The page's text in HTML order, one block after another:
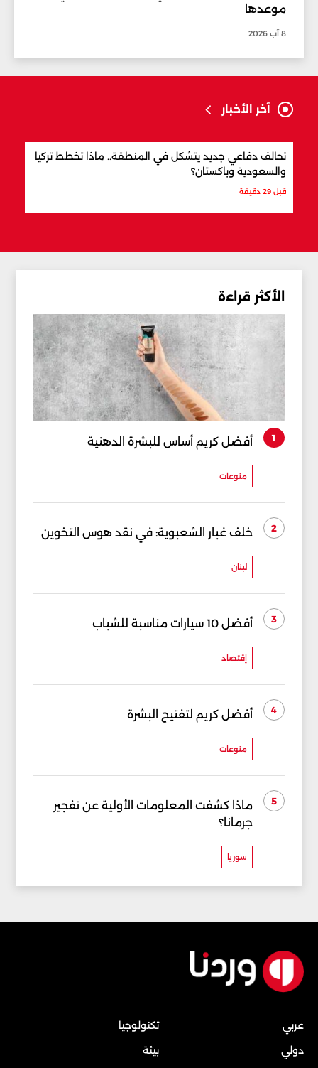
موعدها
8 آب 2026
آخر الأخبار
تحالف دفاعي جديد يتشكل في المنطقة.. ماذا تخطط تركيا
والسعودية وباكستان؟
قبل 29 دقيقة
الأكثر قراءة
1 أفضل كريم أساس للبشرة الدهنية
منوعات
2 خلف غبار الشعبوية: في نقد هوس التخوين
لبنان
3 أفضل 10 سيارات مناسبة للشباب
إقتصاد
4 أفضل كريم لتفتيح البشرة
منوعات
5
ماذا كشفت المعلومات الأولية عن تفجير
جرمانا؟
سوريا
عربي
دولي
تكنولوجيا
بيئة